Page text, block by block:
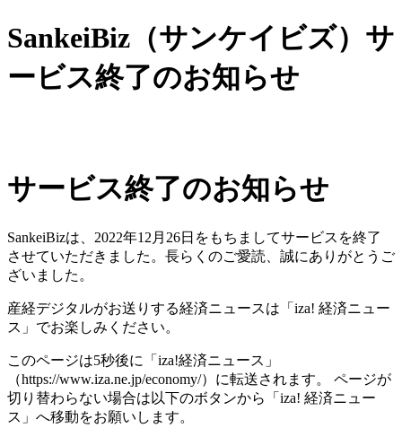
SankeiBiz（サンケイビズ）サ
ービス終了のお知らせ
サービス終了のお知らせ
SankeiBizは、2022年12月26日をもちましてサービスを終了
させていただきました。長らくのご愛読、誠にありがとうご
ざいました。
産経デジタルがお送りする経済ニュースは「iza! 経済ニュー
ス」でお楽しみください。
このページは5秒後に「iza!経済ニュース」
（https://www.iza.ne.jp/economy/）に転送されます。 ページが
切り替わらない場合は以下のボタンから「iza! 経済ニュー
ス」へ移動をお願いします。